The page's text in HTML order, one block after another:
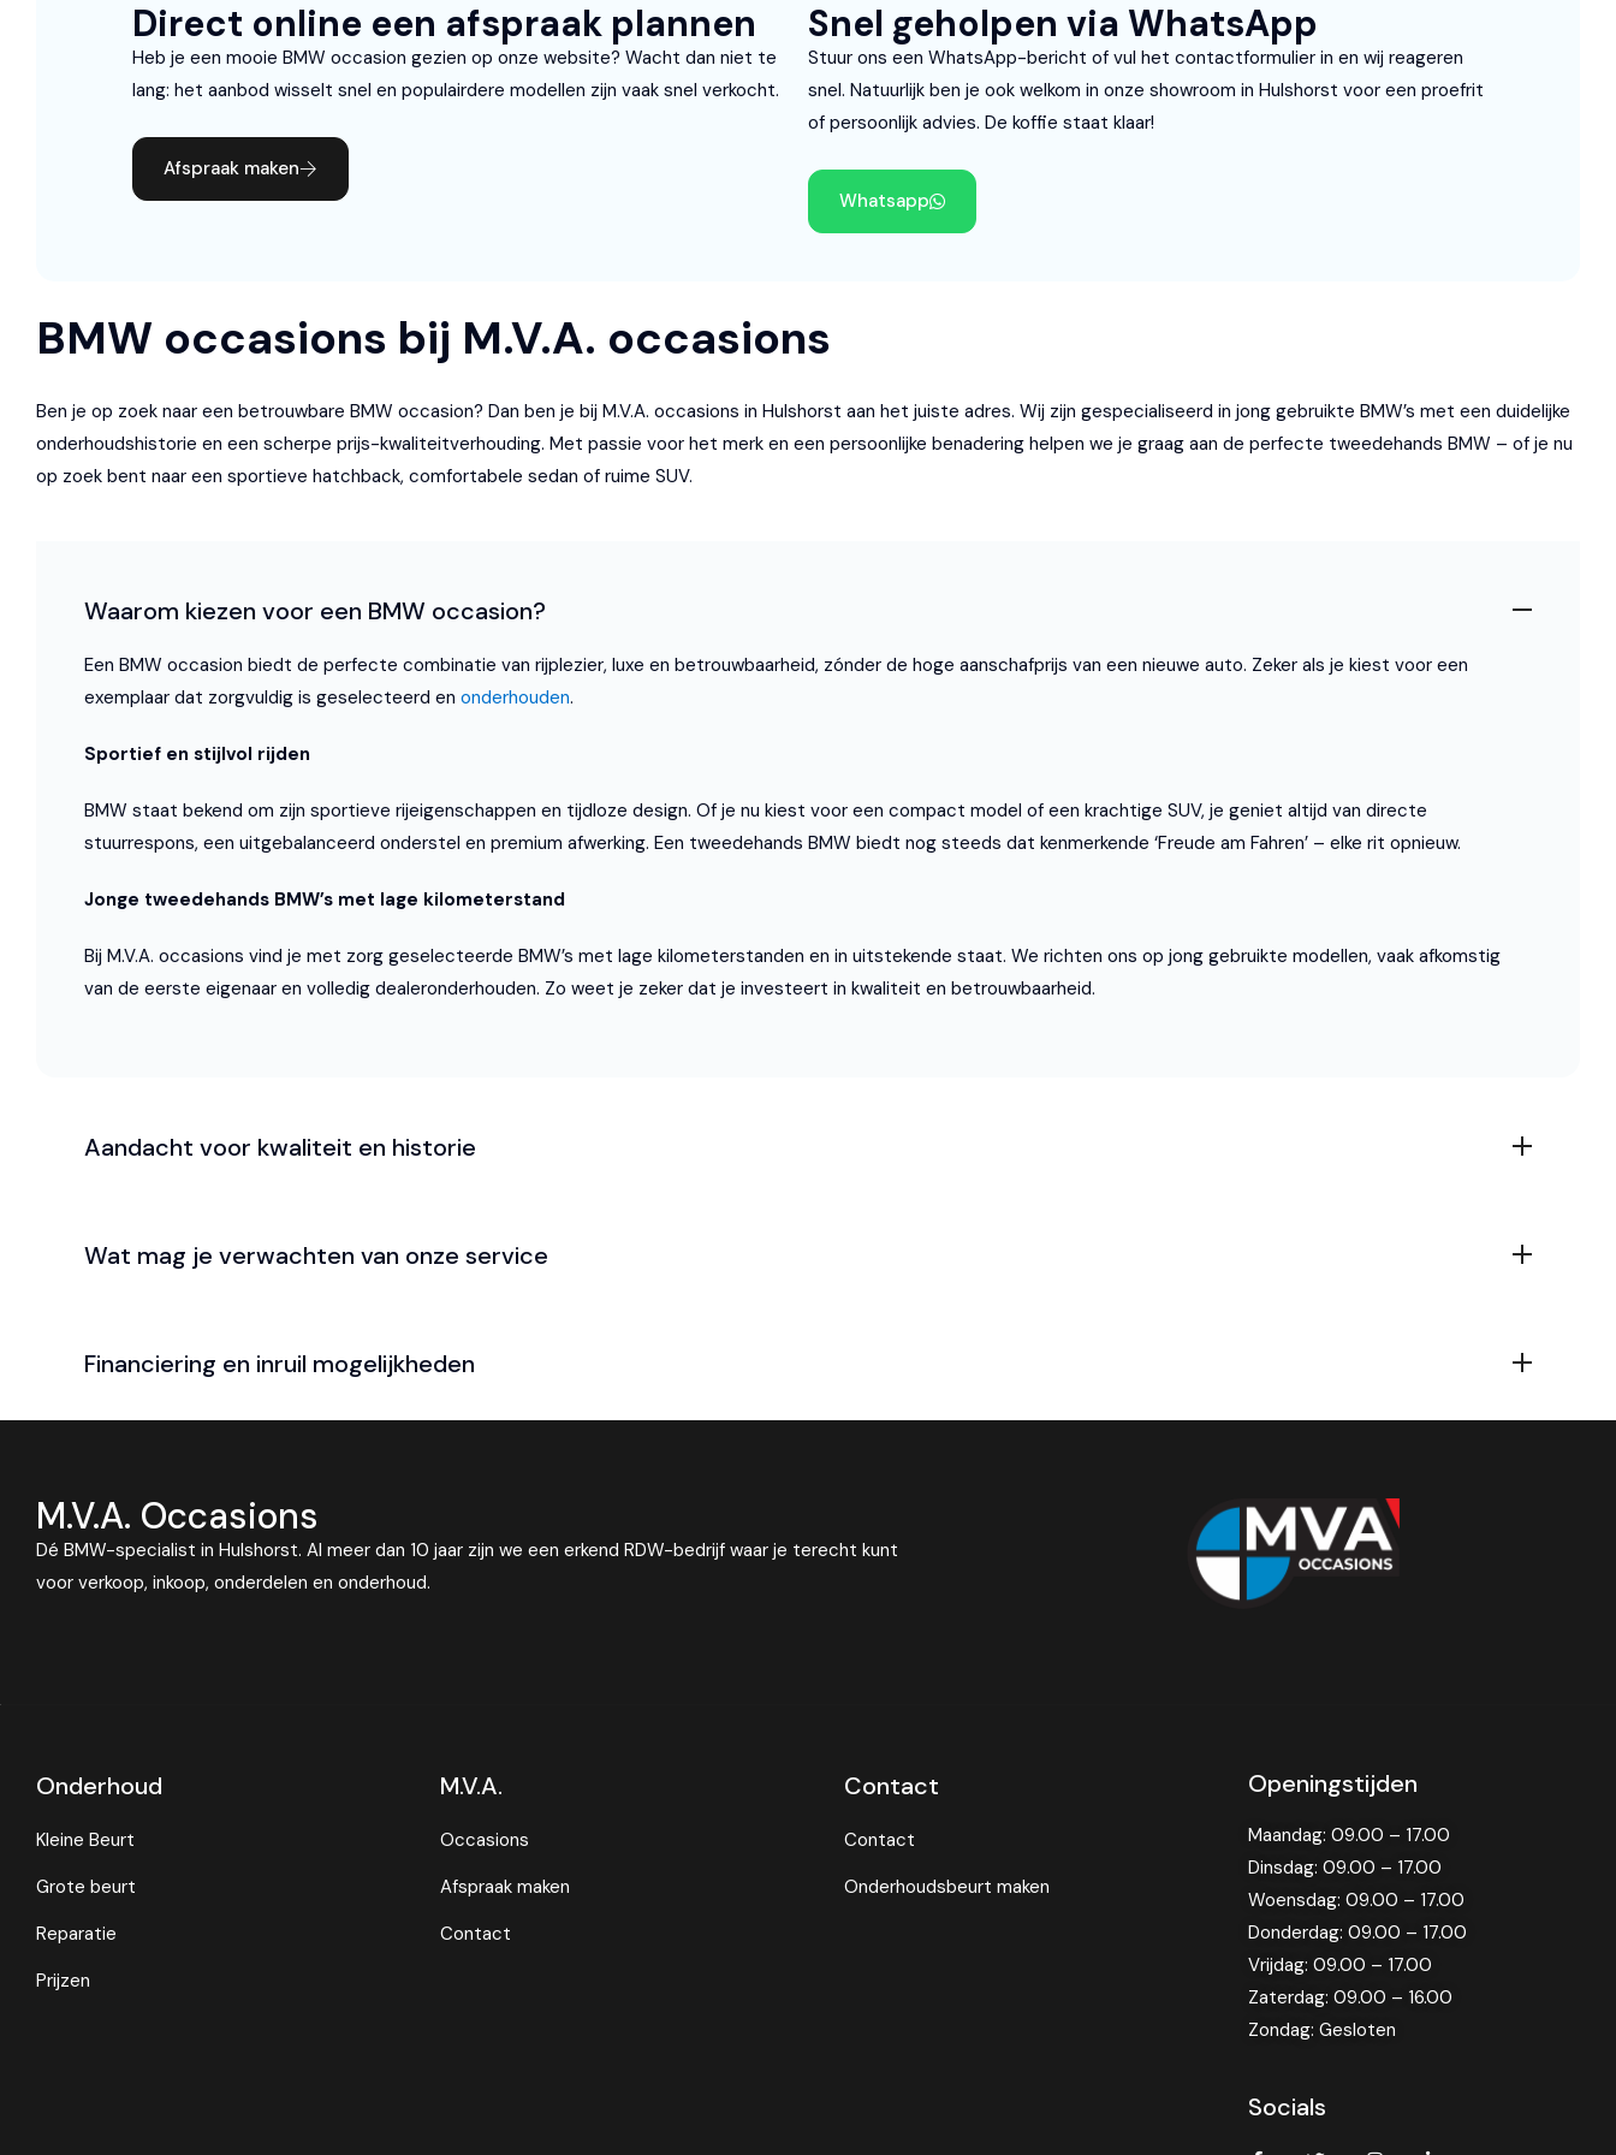
Direct online een afspraak plannen
Heb je een mooie BMW occasion gezien op onze website? Wacht dan niet te
lang: het aanbod wisselt snel en populairdere modellen zijn vaak snel verkocht.
Afspraak maken
Snel geholpen via WhatsApp
Stuur ons een WhatsApp-bericht of vul het contactformulier in en wij reageren
snel. Natuurlijk ben je ook welkom in onze showroom in Hulshorst voor een proefrit
of persoonlijk advies. De koffie staat klaar!
Whatsapp
BMW occasions bij M.V.A. occasions
Ben je op zoek naar een betrouwbare BMW occasion? Dan ben je bij M.V.A. occasions in Hulshorst aan het juiste adres. Wij zijn gespecialiseerd in jong gebruikte BMW’s met een duidelijke
onderhoudshistorie en een scherpe prijs-kwaliteitverhouding. Met passie voor het merk en een persoonlijke benadering helpen we je graag aan de perfecte tweedehands BMW – of je nu
op zoek bent naar een sportieve hatchback, comfortabele sedan of ruime SUV.
Waarom kiezen voor een BMW occasion?
Een BMW occasion biedt de perfecte combinatie van rijplezier, luxe en betrouwbaarheid, zónder de hoge aanschafprijs van een nieuwe auto. Zeker als je kiest voor een
exemplaar dat zorgvuldig is geselecteerd en onderhouden.
Sportief en stijlvol rijden
BMW staat bekend om zijn sportieve rijeigenschappen en tijdloze design. Of je nu kiest voor een compact model of een krachtige SUV, je geniet altijd van directe
stuurrespons, een uitgebalanceerd onderstel en premium afwerking. Een tweedehands BMW biedt nog steeds dat kenmerkende ‘Freude am Fahren’ – elke rit opnieuw.
Jonge tweedehands BMW’s met lage kilometerstand
Bij M.V.A. occasions vind je met zorg geselecteerde BMW’s met lage kilometerstanden en in uitstekende staat. We richten ons op jong gebruikte modellen, vaak afkomstig
van de eerste eigenaar en volledig dealeronderhouden. Zo weet je zeker dat je investeert in kwaliteit en betrouwbaarheid.
Aandacht voor kwaliteit en historie
Wat mag je verwachten van onze service
Financiering en inruil mogelijkheden
M.V.A. Occasions
Dé BMW-specialist in Hulshorst. Al meer dan 10 jaar zijn we een erkend RDW-bedrijf waar je terecht kunt
voor verkoop, inkoop, onderdelen en onderhoud.
Onderhoud
Kleine Beurt
Grote beurt
Reparatie
Prijzen
M.V.A.
Occasions
Afspraak maken
Contact
Contact
Contact
Onderhoudsbeurt maken
Openingstijden
Maandag: 09.00 – 17.00
Dinsdag: 09.00 – 17.00
Woensdag: 09.00 – 17.00
Donderdag: 09.00 – 17.00
Vrijdag: 09.00 – 17.00
Zaterdag: 09.00 – 16.00
Zondag: Gesloten
Socials